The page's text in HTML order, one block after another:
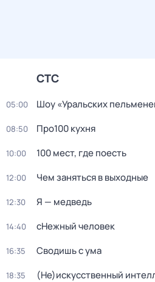
СТС
05:00 Шоу «Уральских
08:50 Про100 кухня
10:00 100 мест, где поесть
12:00 Чем заняться в выходные
12:30 Я — медведь
14:40 сНежный человек
16:35 Сводишь с ума
18:35 (Не)искусственный